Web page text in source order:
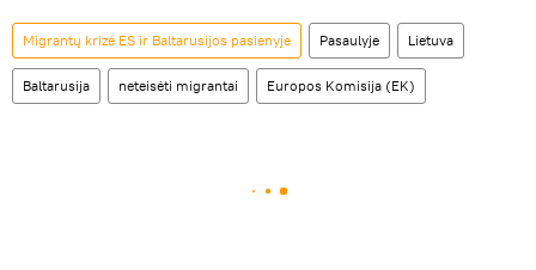
Migrantų krizė ES ir Baltarusijos pasienyje Pasaulyje Lietuva
Baltarusija neteisėti migrantai Europos Komisija (EK)